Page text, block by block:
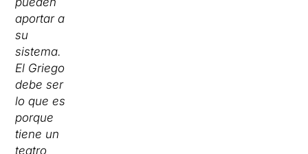
aportar a
su
sistema.
El Griego
debe ser
lo que es
porque
tiene un
teatro